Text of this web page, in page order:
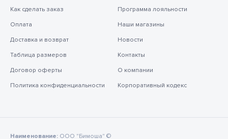
Как сделать заказ
Оплата
Доставка и возврат
Таблица размеров
Договор оферты
Политика конфиденциальности
Программа лояльности
Наши магазины
Новости
Контакты
О компании
Корпоративный кодекс
Наименование: ООО "Бимоша" ©